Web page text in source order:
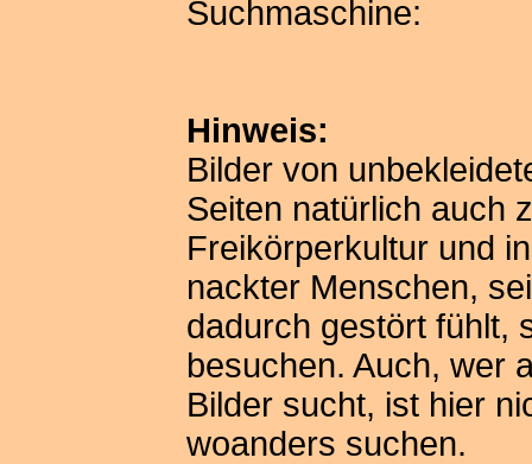
Suchmaschine:
Hinweis:
Bilder von
Seiten natürlich auch
Freikörperkultur und
nackter Menschen,
dadurch gestört fühlt,
besuchen. Auch, wer
Bilder sucht, ist hier
woanders suchen.